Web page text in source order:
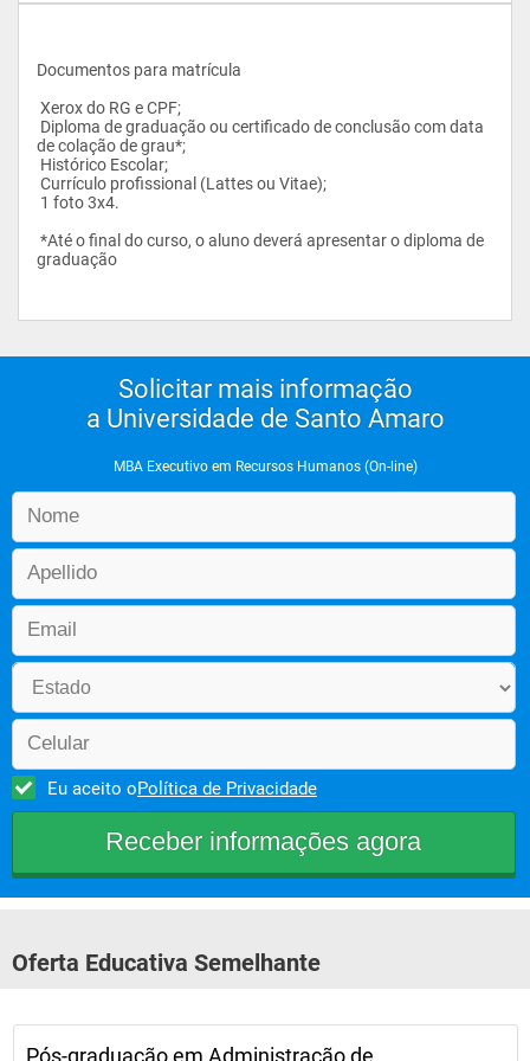
Documentos para matrícula
Xerox do RG e CPF;
de colação de grau*;
Histórico Escolar;
Currículo profissional (Lattes ou Vitae);
1 foto 3x4.
graduação
Solicitar mais informação
a Universidade de Santo Amaro
MBA Executivo em Recursos Humanos (On-line)
Eu aceito oPolítica de Privacidade
Oferta Educativa Semelhante
Pós-graduação em Administração de